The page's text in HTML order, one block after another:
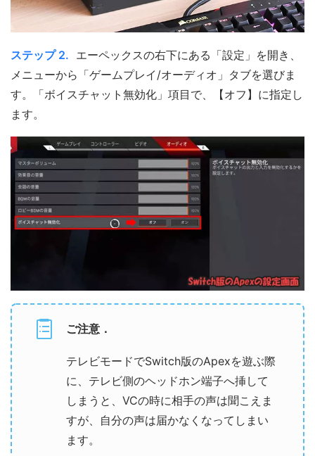
ステップ 2. エーペックスの右下にある「設定」を開き、
メニューから「ゲームプレイ/オーディオ」タブを選びま
す。「ボイスチャット無効化」項目で、【オフ】に指定し
ます。
ご注意．
テレビモードでSwitch版のApexを遊ぶ際
に、テレビ側のヘッドホン端子へ挿して
しまうと、VCの時に相手の声は聞こえま
すが、自分の声は届かなくなってしまい
ます。